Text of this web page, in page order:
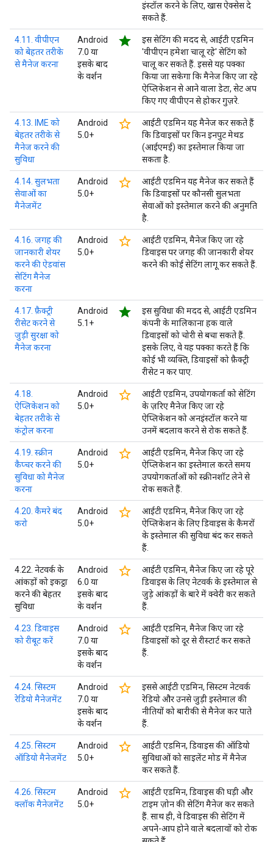
इंस्टॉल करने के लिए, खास ऐक्सेस दे
सकते हैं.
4.11. वीपीएन
को बेहतर तरीके
से मैनेज करना
Android
7.0 या
इसके बाद
के वर्शन
star
इस सेटिंग की मदद से, आईटी एडमिन
'वीपीएन हमेशा चालू रहे' सेटिंग को
चालू कर सकते हैं. इससे यह पक्का
किया जा सकेगा कि मैनेज किए जा रहे
ऐप्लिकेशन से आने वाला डेटा, सेट अप
किए गए वीपीएन से होकर गुज़रे.
4.13. IME को
बेहतर तरीके से
मैनेज करने की
सुविधा
Android
5.0+
star_border
आईटी एडमिन यह मैनेज कर सकते हैं
कि डिवाइसों पर किन इनपुट मेथड
(आईएमई) का इस्तेमाल किया जा
सकता है.
4.14. सुलभता
सेवाओं का
मैनेजमेंट
Android
5.0+
star_border
आईटी एडमिन यह मैनेज कर सकते हैं
कि डिवाइसों पर कौनसी सुलभता
सेवाओं को इस्तेमाल करने की अनुमति
है.
4.16. जगह की
जानकारी शेयर
करने की ऐडवांस
सेटिंग मैनेज
करना
Android
5.0+
star_border
आईटी एडमिन, मैनेज किए जा रहे
डिवाइस पर जगह की जानकारी शेयर
करने की कोई सेटिंग लागू कर सकते हैं.
4.17. फ़ैक्ट्री
रीसेट करने से
जुड़ी सुरक्षा को
मैनेज करना
Android
5.1+
star
इस सुविधा की मदद से, आईटी एडमिन
कंपनी के मालिकाना हक वाले
डिवाइसों को चोरी से बचा सकते हैं.
इसके लिए, वे यह पक्का करते हैं कि
कोई भी व्यक्ति, डिवाइसों को फ़ैक्ट्री
रीसेट न कर पाए.
4.18.
ऐप्लिकेशन को
बेहतर तरीके से
कंट्रोल करना
Android
5.0+
star_border
आईटी एडमिन, उपयोगकर्ता को सेटिंग
के ज़रिए मैनेज किए जा रहे
ऐप्लिकेशन को अनइंस्टॉल करने या
उनमें बदलाव करने से रोक सकते हैं.
4.19. स्क्रीन
कैप्चर करने की
सुविधा को मैनेज
करना
Android
5.0+
star_border
आईटी एडमिन, मैनेज किए जा रहे
ऐप्लिकेशन का इस्तेमाल करते समय
उपयोगकर्ताओं को स्क्रीनशॉट लेने से
रोक सकते हैं.
4.20. कैमरे बंद
करो
Android
5.0+
star_border
आईटी एडमिन, मैनेज किए जा रहे
ऐप्लिकेशन के लिए डिवाइस के कैमरों
के इस्तेमाल की सुविधा बंद कर सकते
हैं.
4.22. नेटवर्क के
आंकड़ों को इकट्ठा
करने की बेहतर
सुविधा
Android
6.0 या
इसके बाद
के वर्शन
star_border
आईटी एडमिन, मैनेज किए जा रहे पूरे
डिवाइस के लिए नेटवर्क के इस्तेमाल से
जुड़े आंकड़ों के बारे में क्वेरी कर सकते
हैं.
4.23. डिवाइस
को रीबूट करें
Android
7.0 या
इसके बाद
के वर्शन
star_border
आईटी एडमिन, मैनेज किए जा रहे
डिवाइसों को दूर से रीस्टार्ट कर सकते
हैं.
4.24. सिस्टम
रेडियो मैनेजमेंट
Android
7.0 या
इसके बाद
के वर्शन
star_border
इससे आईटी एडमिन, सिस्टम नेटवर्क
रेडियो और उनसे जुड़ी इस्तेमाल की
नीतियों को बारीकी से मैनेज कर पाते
हैं.
4.25. सिस्टम
ऑडियो मैनेजमेंट
Android
5.0+
star_border
आईटी एडमिन, डिवाइस की ऑडियो
सुविधाओं को साइलेंट मोड में मैनेज
कर सकते हैं.
4.26. सिस्टम
क्लॉक मैनेजमेंट
Android
5.0+
star_border
आईटी एडमिन, डिवाइस की घड़ी और
टाइम ज़ोन की सेटिंग मैनेज कर सकते
हैं. साथ ही, वे डिवाइस की सेटिंग में
अपने-आप होने वाले बदलावों को रोक